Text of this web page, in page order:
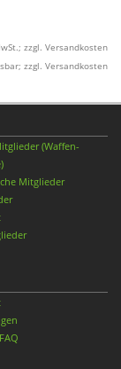
zzgl. Versandkosten
zzgl. Versandkosten
(Waffen-
Mitglieder